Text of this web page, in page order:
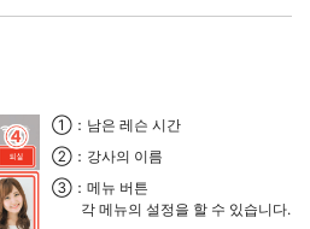
①：남은 레슨 시간
②：강사의 이름
③：메뉴 버튼
각 메뉴의 설정을 할 수 있습니다.